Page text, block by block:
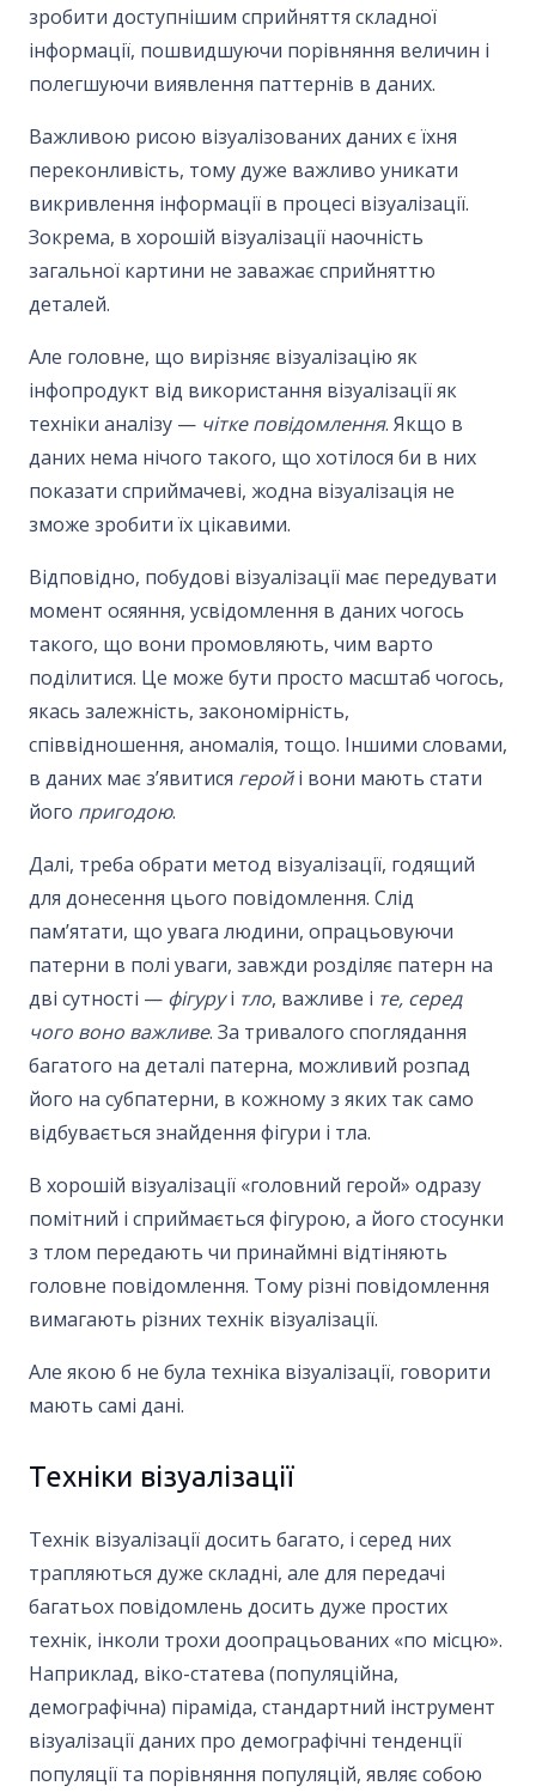
зробити доступнішим сприйняття складної
інформації, пошвидшуючи порівняння величин і
полегшуючи виявлення паттернів в даних.
Важливою рисою візуалізованих даних є їхня
переконливість, тому дуже важливо уникати
викривлення інформації в процесі візуалізації.
Зокрема, в хорошій візуалізації наочність
загальної картини не заважає сприйняттю
деталей.
Але головне, що вирізняє візуалізацію як
інфопродукт від використання візуалізації як
техніки аналізу — чітке повідомлення. Якщо в
даних нема нічого такого, що хотілося би в них
показати сприймачеві, жодна візуалізація не
зможе зробити їх цікавими.
Відповідно, побудові візуалізації має передувати
момент осяяння, усвідомлення в даних чогось
такого, що вони промовляють, чим варто
поділитися. Це може бути просто масштаб чогось,
якась залежність, закономірність,
співвідношення, аномалія, тощо. Іншими словами,
в даних має з’явитися геройі вони мають стати
його пригодою.
Далі, треба обрати метод візуалізації, годящий
для донесення цього повідомлення. Слід
пам’ятати, що увага людини, опрацьовуючи
патерни в полі уваги, завжди розділяє патерн на
дві сутності — фігуруі тло, важливе і те, серед
чого воно важливе. За тривалого споглядання
багатого на деталі патерна, можливий розпад
його на субпатерни, в кожному з яких так само
відбувається знайдення фігури і тла.
В хорошій візуалізації «головний герой» одразу
помітний і сприймається фігурою, а його стосунки
з тлом передають чи принаймні відтіняють
головне повідомлення. Тому різні повідомлення
вимагають різних технік візуалізації.
Але якою б не була техніка візуалізації, говорити
мають самі дані.
Техніки візуалізації
Технік візуалізації досить багато, і серед них
трапляються дуже складні, але для передачі
багатьох повідомлень досить дуже простих
технік, інколи трохи доопрацьованих «по місцю».
Наприклад, віко-статева (популяційна,
демографічна) піраміда, стандартний інструмент
візуалізації даних про демографічні тенденції
популяції та порівняння популяцій, являє собою